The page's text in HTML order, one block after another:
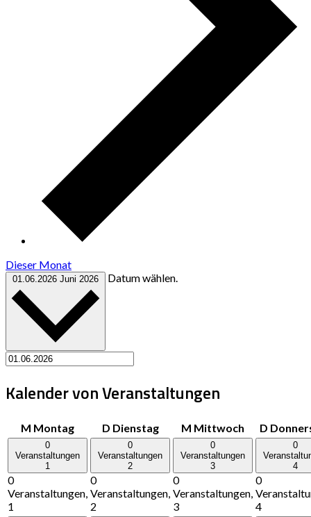
Dieser Monat
01.06.2026 Juni 2026 Datum wählen.
Kalender von Veranstaltungen
M Montag D Dienstag M Mittwoch D
0
Veranstaltungen
1
0
Veranstaltungen,
1
0
Veranstaltungen
2
0
Veranstaltungen,
2
0
Veranstaltungen
3
0
Veranstaltungen,
3
0
4
0
4